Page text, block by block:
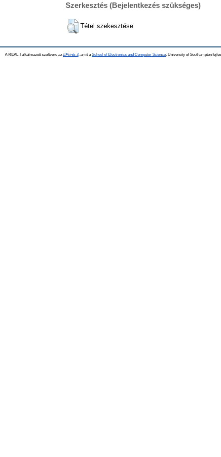
Szerkesztés (Bejelentkezés szükséges)
Tétel szekesztése
A REAL-I alkalmazott szoftvere az EPrints 3, amit a School of Electronics and Computer Science , University of Southampton